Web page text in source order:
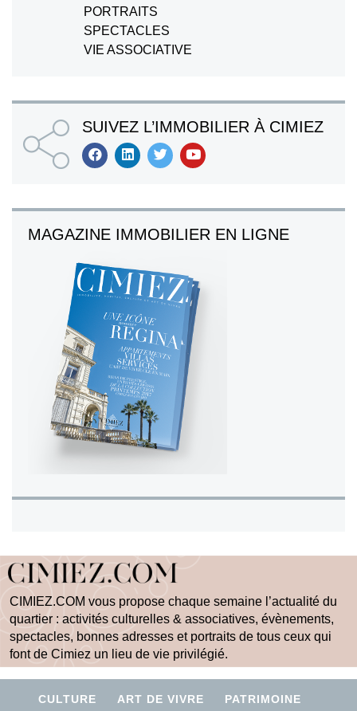
PORTRAITS
SPECTACLES
VIE ASSOCIATIVE
SUIVEZ L’IMMOBILIER À CIMIEZ
MAGAZINE IMMOBILIER EN LIGNE
CIMIEZ.COM vous propose chaque semaine l’actualité du
quartier : activités culturelles & associatives, évènements,
spectacles, bonnes adresses et portraits de tous ceux qui
font de Cimiez un lieu de vie privilégié.
CULTURE ART DE VIVRE
PATRIMOINE